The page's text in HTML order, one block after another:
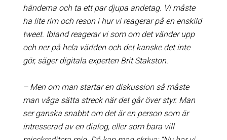
händerna och ta ett par djupa andetag. Vi måste
ha lite rim och reson i hur vi reagerar på en enskild
tweet. Ibland reagerar vi som om det vänder upp
och ner på hela världen och det kanske det inte
gör, säger digitala experten Brit Stakston.
– Men om man startar en diskussion så måste
man våga sätta streck när det går över styr. Man
ser ganska snabbt om det är en person som är
intresserad av en dialog, eller som bara vill